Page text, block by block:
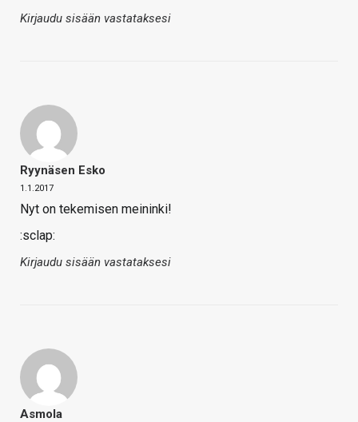
Kirjaudu sisään vastataksesi
Ryynäsen Esko
1.1.2017
Nyt on tekemisen meininki!
:sclap:
Kirjaudu sisään vastataksesi
Asmola